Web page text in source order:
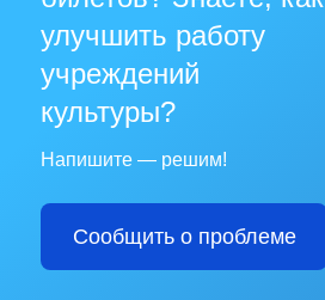
улучшить работу
учреждений
культуры?
Напишите — решим!
Сообщить о проблеме